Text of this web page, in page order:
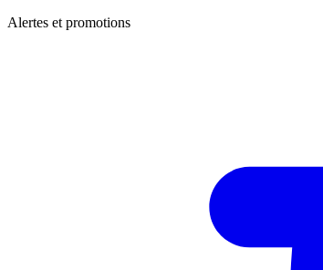
Alertes et promotions